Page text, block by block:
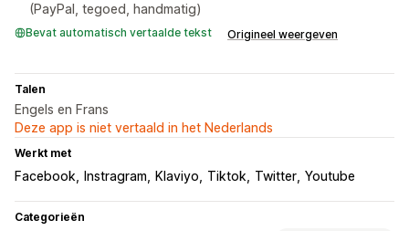
(PayPal, tegoed, handmatig)
Bevat automatisch vertaalde tekst Origineel weergeven
Talen
Engels en Frans
Deze app is niet vertaald in het Nederlands
Werkt met
Facebook Instragram Klaviyo Tiktok Twitter Youtube
Categorieën